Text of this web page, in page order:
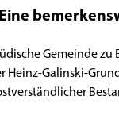
Gemeinde zu
Heinz-Galinski-
in den
Vor dem